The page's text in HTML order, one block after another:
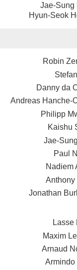
Jae-Sung
Hyun-Seok
Robin
Danny da
Andreas Hanche-
Philipp
Kaishu
Jae-
Paul
Nadiem
Anthony
Jonathan
Lasse
Maxim
Arnaud
Armindo